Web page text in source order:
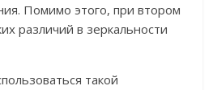
Помимо этого, при втором
различий в зеркальности
такой